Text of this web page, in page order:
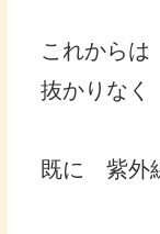
これから
抜かりなく
既に 紫外